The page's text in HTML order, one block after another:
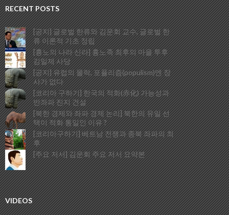
RECENT POSTS
[공지] 글로벌 한류와 김운회 교수, 글로벌 한
류 이론적 기초 정립
[흉노의 나라 신라] 흉노족 최후의 마을 투후
김일제 사당
[공지] 유럽의 몰락, 포퓰리즘(populism)엔 장
사가 없다
[코리아 구하기] 한국의 적화(赤化) 가능성과
반좌파 진지 건설
[북한 경제와 좌파 경제 논리] 북한의 유일 선
택이 적화 통일인 이유 ?
[코리아구하기] 베트남 전쟁과 종북 좌파의 최
후
[주요 저서] 김운회 주요 저서 요약본
VIDEOS